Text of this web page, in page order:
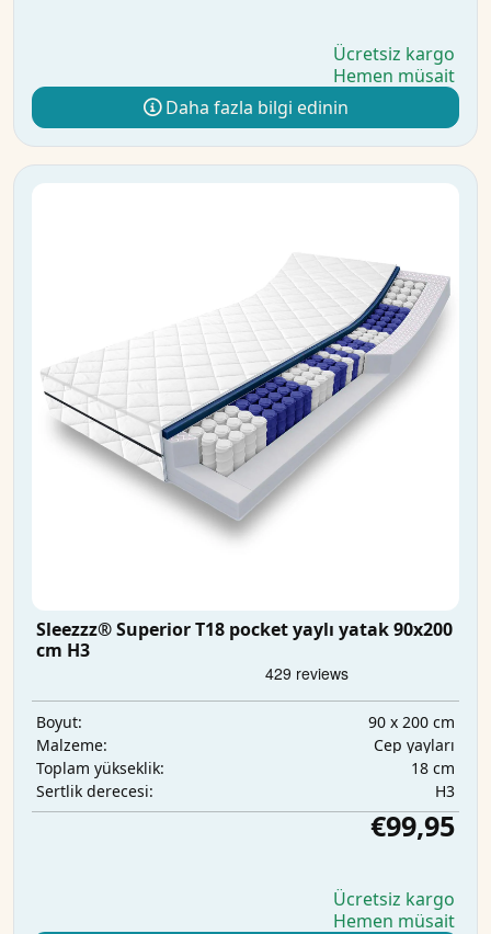
Ücretsiz kargo
Hemen müsait
Daha fazla bilgi edinin
Sleezzz® Superior T18 pocket yaylı yatak 90x200
cm H3
Boyut:
90 x 200 cm
Malzeme:
Cep yayları
Toplam yükseklik:
18 cm
Sertlik derecesi:
H3
€99,95
Ücretsiz kargo
Hemen müsait